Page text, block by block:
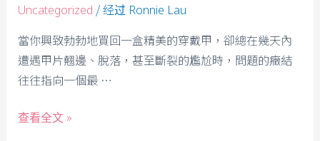
Uncategorized / 经过 Ronnie Lau
當你興致勃勃地買回一盒精美的穿戴甲，卻總在幾天內
遭遇甲片翹邊、脫落，甚至斷裂的尷尬時，問題的癥結
往往指向一個最 …
查看全文 »